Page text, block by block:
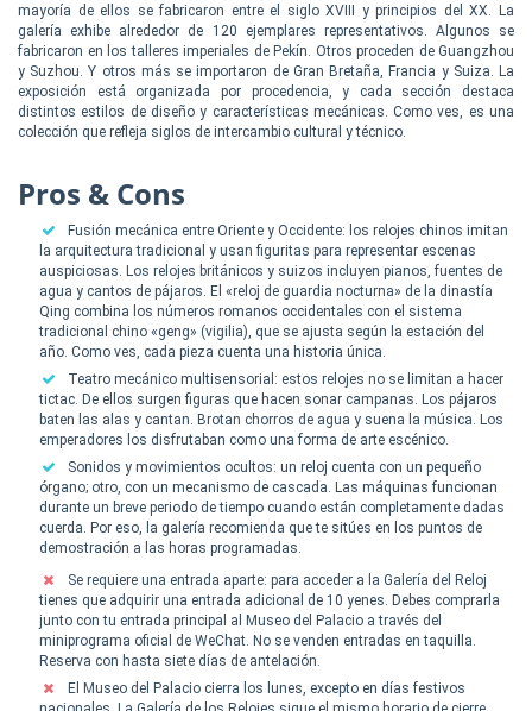
mayoría de ellos se fabricaron entre el siglo XVIII y principios del XX. La
galería exhibe alrededor de 120 ejemplares representativos. Algunos se
fabricaron en los talleres imperiales de Pekín. Otros proceden de Guangzhou
y Suzhou. Y otros más se importaron de Gran Bretaña, Francia y Suiza. La
exposición está organizada por procedencia, y cada sección destaca
distintos estilos de diseño y características mecánicas. Como ves, es una
colección que refleja siglos de intercambio cultural y técnico.
Pros & Cons
Fusión mecánica entre Oriente y Occidente: los relojes chinos imitan
la arquitectura tradicional y usan figuritas para representar escenas
auspiciosas. Los relojes británicos y suizos incluyen pianos, fuentes de
agua y cantos de pájaros. El «reloj de guardia nocturna» de la dinastía
Qing combina los números romanos occidentales con el sistema
tradicional chino «geng» (vigilia), que se ajusta según la estación del
año. Como ves, cada pieza cuenta una historia única.
Teatro mecánico multisensorial: estos relojes no se limitan a hacer
tictac. De ellos surgen figuras que hacen sonar campanas. Los pájaros
baten las alas y cantan. Brotan chorros de agua y suena la música. Los
emperadores los disfrutaban como una forma de arte escénico.
Sonidos y movimientos ocultos: un reloj cuenta con un pequeño
órgano; otro, con un mecanismo de cascada. Las máquinas funcionan
durante un breve periodo de tiempo cuando están completamente dadas
cuerda. Por eso, la galería recomienda que te sitúes en los puntos de
demostración a las horas programadas.
Se requiere una entrada aparte: para acceder a la Galería del Reloj
tienes que adquirir una entrada adicional de 10 yenes. Debes comprarla
junto con tu entrada principal al Museo del Palacio a través del
miniprograma oficial de WeChat. No se venden entradas en taquilla.
Reserva con hasta siete días de antelación.
El Museo del Palacio cierra los lunes, excepto en días festivos